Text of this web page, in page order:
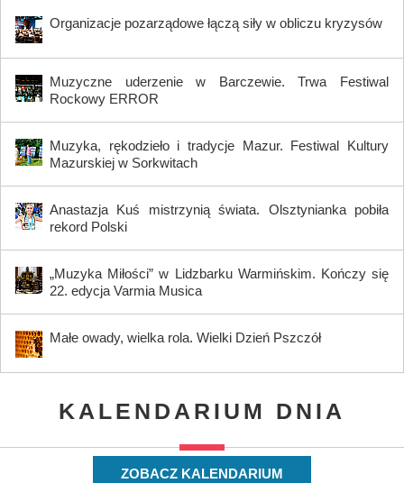
Organizacje pozarządowe łączą siły w obliczu kryzysów
Muzyczne uderzenie w Barczewie. Trwa Festiwal
Rockowy ERROR
Muzyka, rękodzieło i tradycje Mazur. Festiwal Kultury
Mazurskiej w Sorkwitach
Anastazja Kuś mistrzynią świata. Olsztynianka pobiła
rekord Polski
„Muzyka Miłości” w Lidzbarku Warmińskim. Kończy się
22. edycja Varmia Musica
Małe owady, wielka rola. Wielki Dzień Pszczół
KALENDARIUM DNIA
ZOBACZ KALENDARIUM